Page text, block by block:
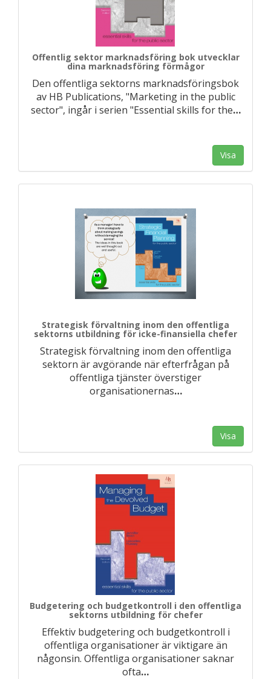
Offentlig sektor marknadsföring bok utvecklar
dina marknadsföring förmågor
Den offentliga sektorns marknadsföringsbok
av HB Publications, "Marketing in the public
sector", ingår i serien "Essential skills for the…
Visa
Strategisk förvaltning inom den offentliga
sektorns utbildning för icke-finansiella chefer
Strategisk förvaltning inom den offentliga
sektorn är avgörande när efterfrågan på
offentliga tjänster överstiger
organisationernas…
Visa
Budgetering och budgetkontroll i den offentliga
sektorns utbildning för chefer
Effektiv budgetering och budgetkontroll i
offentliga organisationer är viktigare än
någonsin. Offentliga organisationer saknar
ofta…